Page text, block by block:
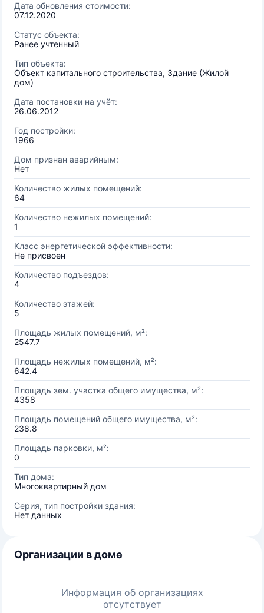
Дата обновления стоимости:
07.12.2020
Статус объекта:
Ранее учтенный
Тип объекта:
Объект капитального строительства, Здание (Жилой
дом)
Дата постановки на учёт:
26.06.2012
Год постройки:
1966
Дом признан аварийным:
Нет
Количество жилых помещений:
64
Количество нежилых помещений:
1
Класс энергетической эффективности:
Не присвоен
Количество подъездов:
4
Количество этажей:
5
Площадь жилых помещений, м²:
2547.7
Площадь нежилых помещений, м²:
642.4
Площадь зем. участка общего имущества, м²:
4358
Площадь помещений общего имущества, м²:
238.8
Площадь парковки, м²:
0
Тип дома:
Многоквартирный дом
Серия, тип постройки здания:
Нет данных
Организации в доме
Информация об организациях
отсутствует